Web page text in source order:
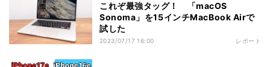
これぞ最強タッグ！ 「macOS
Sonoma」を15インチMacBook Airで
試した
2023/07/17 16:00 レポート